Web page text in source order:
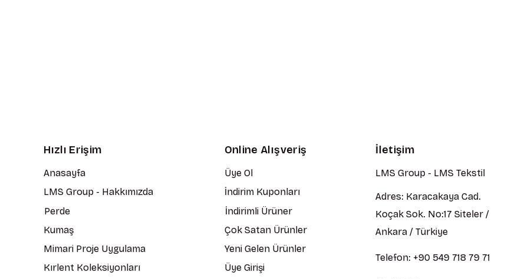
Hızlı Erişim
Anasayfa
LMS Group - Hakkımızda
Perde
Kumaş
Mimari Proje Uygulama
Kırlent Koleksiyonları
Online Alışveriş
Üye Ol
İndirim Kuponları
İndirimli Ürüner
Çok Satan Ürünler
Yeni Gelen Ürünler
Üye Girişi
İletişim
LMS Group - LMS Tekstil
Adres: Karacakaya Cad.
Koçak Sok. No:17 Siteler /
Ankara / Türkiye
Telefon: +90 549 718 79 71